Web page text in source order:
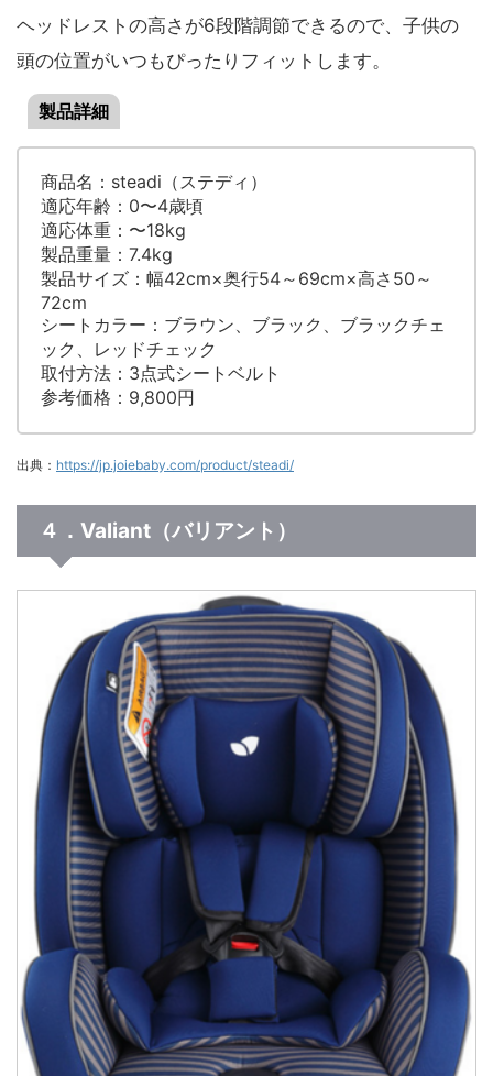
ヘッドレストの高さが6段階調節できるので、子供の
頭の位置がいつもぴったりフィットします。
製品詳細
商品名：steadi（ステディ）
適応年齢：0〜4歳頃
適応体重：〜18kg
製品重量：7.4kg
製品サイズ：幅42cm×奥行54～69cm×高さ50～
72cm
シートカラー：ブラウン、ブラック、ブラックチェ
ック、レッドチェック
取付方法：3点式シートベルト
参考価格：9,800円
出典： https://jp.joiebaby.com/product/steadi/
４．Valiant（バリアント）